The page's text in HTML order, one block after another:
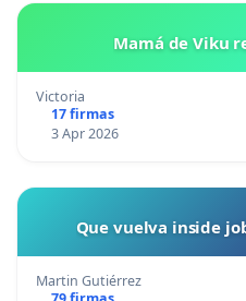
Mamá de Viku
Victoria
17 firmas
3 Apr 2026
Que vuelva inside
Martin Gutiérrez